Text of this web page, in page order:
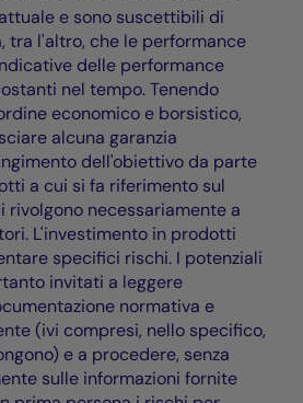
e sono suscettibili di
tra l'altro, che le performance
delle performance
nel tempo. Tenendo
economico e borsistico,
alcuna garanzia
dell'obiettivo da parte
a cui si fa riferimento sul
rivolgono necessariamente a
L'investimento in prodotti
specifici rischi. I potenziali
invitati a leggere
normativa e
(ivi compresi, nello specifico,
e a procedere, senza
sulle informazioni fornite